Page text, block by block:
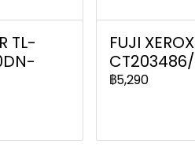
TL-
FUJI
฿5,290